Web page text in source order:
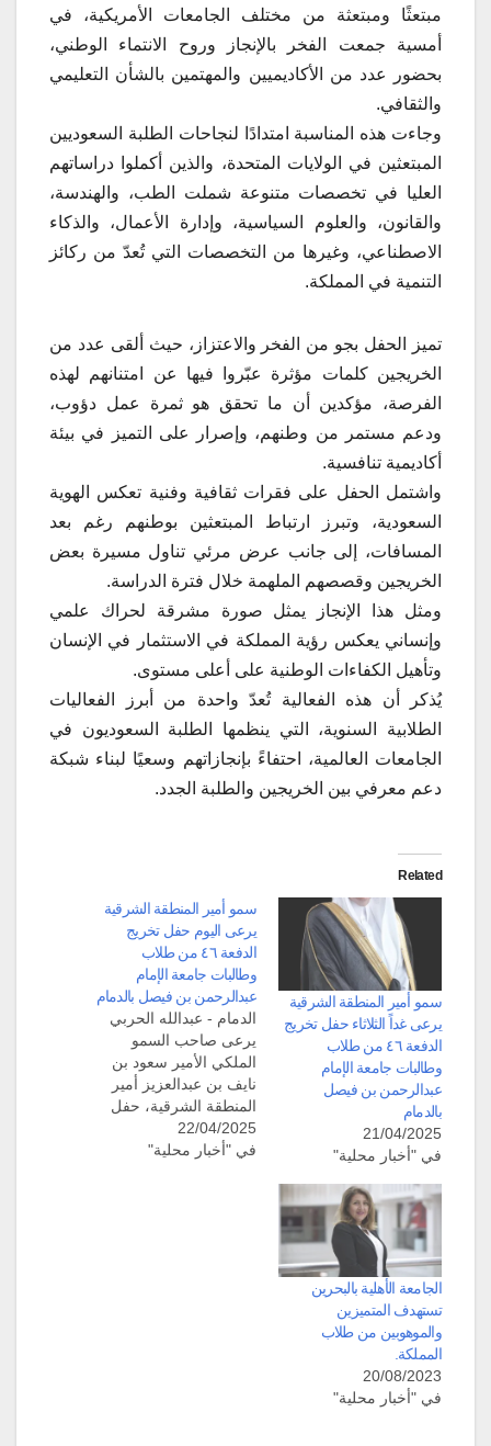
مبتعثًا ومبتعثة من مختلف الجامعات الأمريكية، في
أمسية جمعت الفخر بالإنجاز وروح الانتماء الوطني،
بحضور عدد من الأكاديميين والمهتمين بالشأن التعليمي
والثقافي.
وجاءت هذه المناسبة امتدادًا لنجاحات الطلبة السعوديين
المبتعثين في الولايات المتحدة، والذين أكملوا دراساتهم
العليا في تخصصات متنوعة شملت الطب، والهندسة،
والقانون، والعلوم السياسية، وإدارة الأعمال، والذكاء
الاصطناعي، وغيرها من التخصصات التي تُعدّ من ركائز
التنمية في المملكة.
تميز الحفل بجو من الفخر والاعتزاز، حيث ألقى عدد من
الخريجين كلمات مؤثرة عبّروا فيها عن امتنانهم لهذه
الفرصة، مؤكدين أن ما تحقق هو ثمرة عمل دؤوب،
ودعم مستمر من وطنهم، وإصرار على التميز في بيئة
أكاديمية تنافسية.
واشتمل الحفل على فقرات ثقافية وفنية تعكس الهوية
السعودية، وتبرز ارتباط المبتعثين بوطنهم رغم بعد
المسافات، إلى جانب عرض مرئي تناول مسيرة بعض
الخريجين وقصصهم الملهمة خلال فترة الدراسة.
ومثل هذا الإنجاز يمثل صورة مشرقة لحراك علمي
وإنساني يعكس رؤية المملكة في الاستثمار في الإنسان
وتأهيل الكفاءات الوطنية على أعلى مستوى.
يُذكر أن هذه الفعالية تُعدّ واحدة من أبرز الفعاليات
الطلابية السنوية، التي ينظمها الطلبة السعوديون في
الجامعات العالمية، احتفاءً بإنجازاتهم وسعيًا لبناء شبكة
دعم معرفي بين الخريجين والطلبة الجدد.
Related
سمو أمير المنطقة الشرقية
يرعى غداً الثلاثاء حفل تخريج
الدفعة ٤٦ من طلاب
وطالبات جامعة الإمام
عبدالرحمن بن فيصل
بالدمام
21/04/2025
في "أخبار محلية"
سمو أمير المنطقة الشرقية
يرعى اليوم حفل تخريج
الدفعة ٤٦ من طلاب
وطالبات جامعة الإمام
عبدالرحمن بن فيصل بالدمام
الدمام - عبدالله الحربي
يرعى صاحب السمو
الملكي الأمير سعود بن
نايف بن عبدالعزيز أمير
المنطقة الشرقية، حفل
جامعة الإمام عبدالرحمن
بن فيصل يوم غد الثلاثاء
22/04/2025
في "أخبار محلية"
الجامعة الأهلية بالبحرين
تستهدف المتميزين
والموهوبين من طلاب
المملكة.
20/08/2023
في "أخبار محلية"